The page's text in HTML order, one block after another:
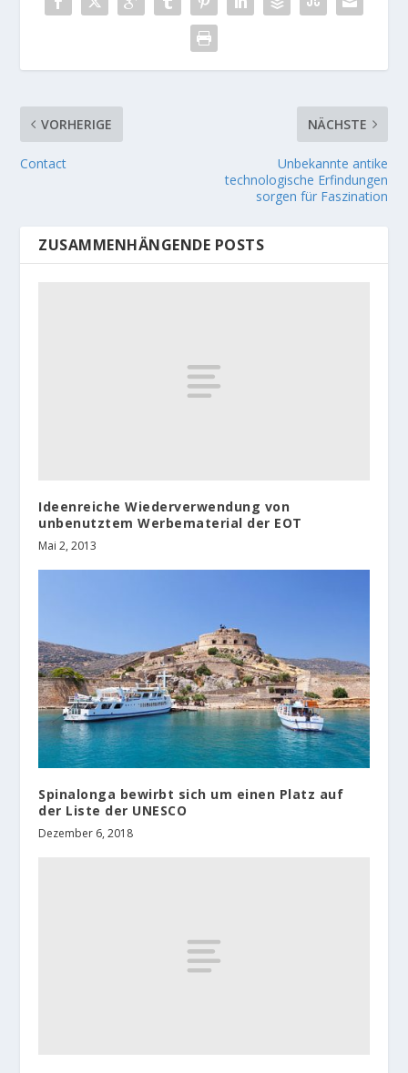
VORHERIGE
Contact
NÄCHSTE
Unbekannte antike
technologische Erfindungen
sorgen für Faszination
ZUSAMMENHÄNGENDE POSTS
Ideenreiche Wiederverwendung von
unbenutztem Werbematerial der ΕΟΤ
Mai 2, 2013
Spinalonga bewirbt sich um einen Platz auf
der Liste der UNESCO
Dezember 6, 2018